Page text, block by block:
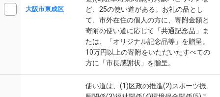
大阪市東成区
ど、25の使い道がある。お礼の品とし
て、市外在住の個人の方に、寄附金額と
寄附の使い道に応じて「共通記念品」ま
たは、「オリジナル記念品等」を贈呈。
10万円以上の寄附をいただいたすべての
方に「市長感謝状」を贈呈。
使い道は、(1)区政の推進(2)スポーツ振